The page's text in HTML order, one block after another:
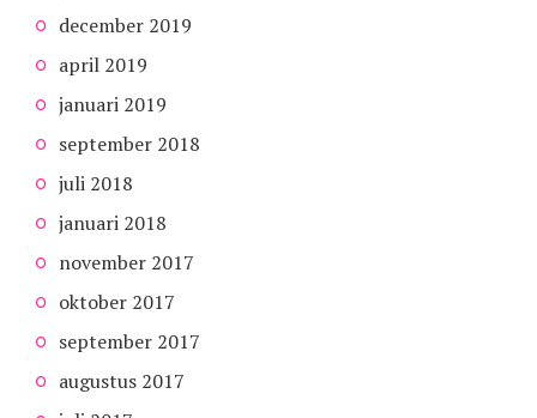
december 2019
april 2019
januari 2019
september 2018
juli 2018
januari 2018
november 2017
oktober 2017
september 2017
augustus 2017